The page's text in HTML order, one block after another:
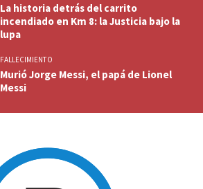
La historia detrás del carrito
incendiado en Km 8: la Justicia bajo la
lupa
FALLECIMIENTO
Murió Jorge Messi, el papá de Lionel
Messi